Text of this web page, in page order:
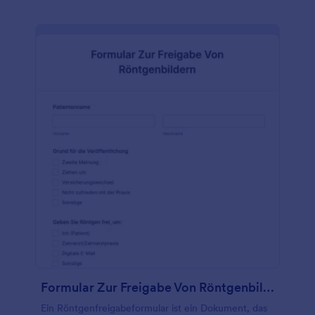
Gesundheitsfragebogen hinzufügen oder löschen
möchten, verwenden Sie unseren Drag & Drop-
hinzufügen und Schriftarten und Farben ändern, um
Ihrer Patienten mit HIPAA-freundlichen Funktionen
zu schützen. Mit einem Online-
Gesundheitsfragebogen, der wichtige medizinische
Daten erfasst und manuelle Prozesse für Sie
und mehr Zeit mit der Betreuung Ihrer Patienten
verbringen.
Formular Zur Freigabe Von Röntgenbildern
Ein Röntgenfreigabeformular ist ein Dokument, das